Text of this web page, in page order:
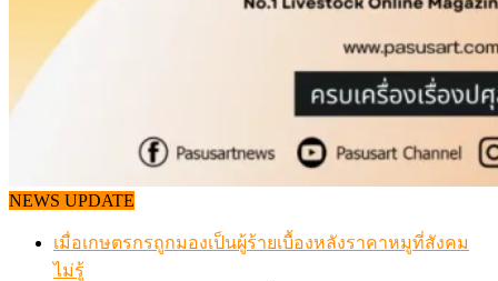
NEWS UPDATE
เมื่อเกษตรกรถูกมองเป็นผู้ร้ายเบื้องหลังราคาหมูที่สังคม
ไม่รู้